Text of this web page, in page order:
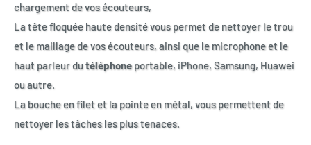
chargement de vos écouteurs,
La tête floquée haute densité vous permet de nettoyer le trou
et le maillage de vos écouteurs, ainsi que le microphone et le
haut parleur dutéléphoneportable, iPhone, Samsung, Huawei
ou autre.
La bouche en filet et la pointe en métal, vous permettent de
nettoyer les tâches les plus tenaces.